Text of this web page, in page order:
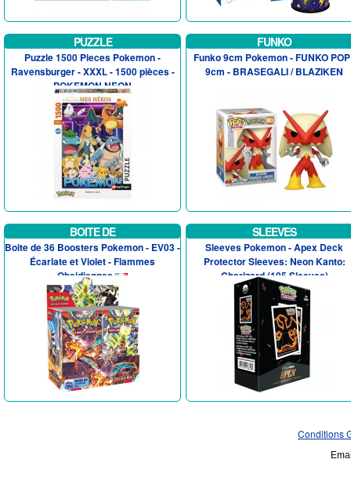
PUZZLE
Puzzle 1500 Pieces Pokemon -
Ravensburger - XXXL - 1500 pièces -
POKEMON NEON
FUNKO
Funko 9cm Pokemon - FUNKO
9cm - BRASEGALI / BLAZIKEN
BOITE DE
Boite de 36 Boosters Pokemon - EV03 -
Écarlate et Violet - Flammes
Obsidiennes
SLEEVES
Sleeves Pokemon - Apex Deck
Protector Sleeves: Neon Kanto:
Charizard (105 Sleeves)
Conditions